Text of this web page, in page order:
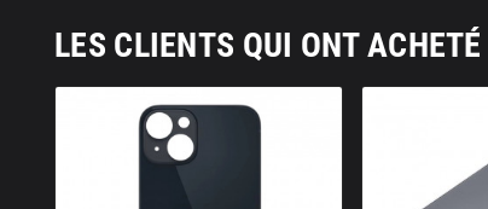
LES CLIENTS QUI ONT